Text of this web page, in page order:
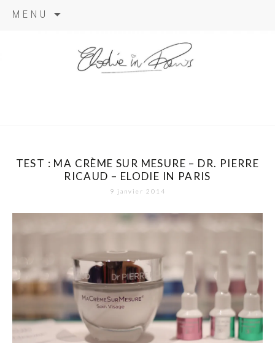
MENU
TEST : MA CRÈME SUR MESURE – DR. PIERRE
RICAUD – ELODIE IN PARIS
9 janvier 2014